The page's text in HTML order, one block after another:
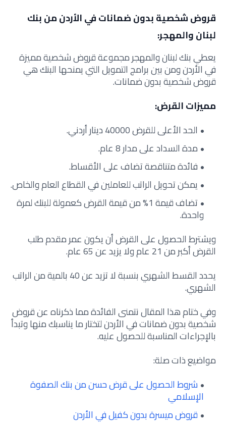
قروض شخصية بدون ضمانات في الأردن من بنك
لبنان والمهجر:
يعطي بنك لبنان والمهجر مجموعة قروض شخصية مميزة
في الأردن ومن بين برامج التمويل التي يمنحها البنك هي
قروض شخصية بدون ضمانات.
مميزات القرض:
الحد الأعلى للقرض 40000 دينار أردني.
مدة السداد على مدار 8 عام.
فائدة متناقصة تضاف على الأقساط.
يمكن تحويل الراتب للعاملين في القطاع العام والخاص.
تضاف قيمة 1% من قيمة القرض كعمولة للبنك لمرة
واحدة.
ويشترط الحصول على القرض أن يكون عمر مقدم طلب
القرض أكبر من 21 عام ولا يزيد عن 65 عام.
يحدد القسط الشهري بنسبة لا تزيد عن 40 بالمية من الراتب
الشهري.
وفي ختام هذا المقال نتمنى الفائدة مما ذكرناه عن قروض
شخصية بدون ضمانات في الأردن لتختار ما يناسبك منها وتبدأ
بالإجراءات المناسبة للحصول عليه.
مواضيع ذات صلة:
شروط الحصول على قرض حسن من بنك الصفوة
الإسلامي
قروض ميسرة بدون كفيل في الأردن